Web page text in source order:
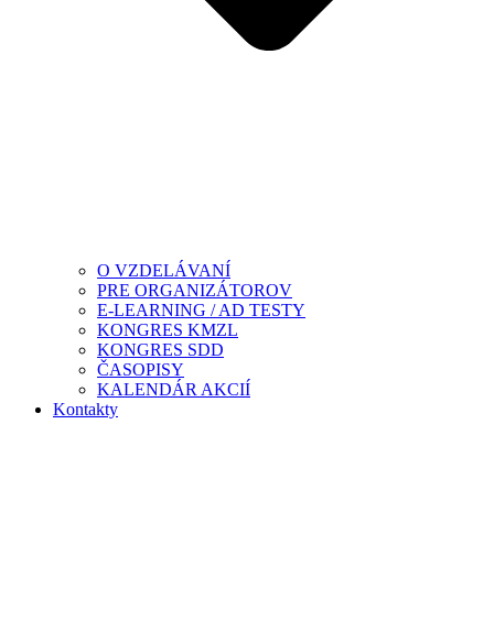
O VZDELÁVANÍ
PRE ORGANIZÁTOROV
E-LEARNING / AD TESTY
KONGRES KMZL
KONGRES SDD
ČASOPISY
KALENDÁR AKCIÍ
Kontakty